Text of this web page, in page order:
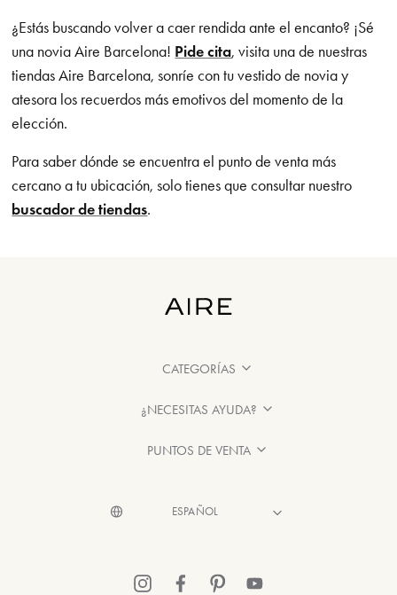
¿Estás buscando volver a caer rendida ante el encanto? ¡Sé
una novia Aire Barcelona! Pide cita, visita una de nuestras
tiendas Aire Barcelona, sonríe con tu vestido de novia y
atesora los recuerdos más emotivos del momento de la
elección.
Para saber dónde se encuentra el punto de venta más
cercano a tu ubicación, solo tienes que consultar nuestro
buscador de tiendas.
CATEGORÍAS
¿NECESITAS AYUDA?
PUNTOS DE VENTA